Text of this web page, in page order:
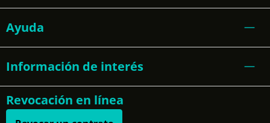
Ayuda
Información de interés
Revocación en línea